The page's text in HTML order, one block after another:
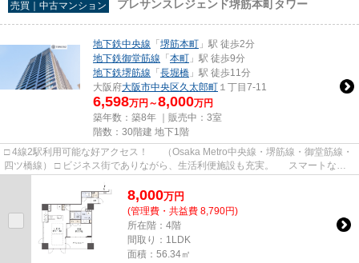
売買｜中古マンション プレサンスレジェンド堺筋本町タワー
地下鉄中央線 「 堺筋本町 」駅 徒歩2分
地下鉄御堂筋線 「 本町 」駅 徒歩9分
地下鉄堺筋線 「 長堀橋 」駅 徒歩11分
大阪府大阪市中央区久太郎町 １丁目7-11
6,598万円～8,000万円
築年数：築8年 ｜販売中： 3室
階数：30階建 地下1階
□ 4線2駅利用可能な好アクセス！ （Osaka Metro中央線・堺筋線・御堂筋線・
四ツ橋線） □ ビジネス街でありながら、生活利便施設も充実。 スマートな暮
8,000万円
(管理費・共益費 8,790円)
所在階：4階
間取り：1LDK
面積：56.34㎡